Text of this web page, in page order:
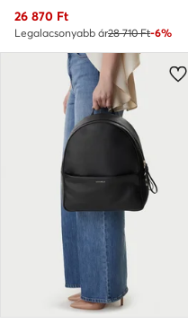
Aktuális ár
26 870 Ft
Legalacsonyabb ár28 710 Ft-6%